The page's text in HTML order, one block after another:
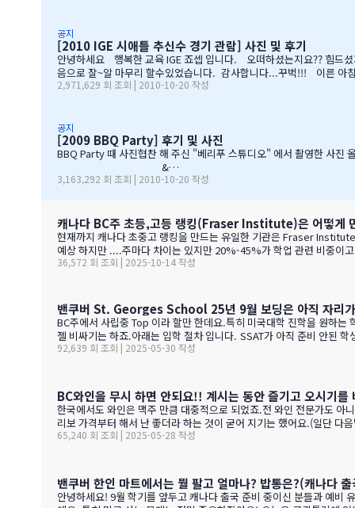
공지
[2010 IGE 시애틀 추신수 경기 관람] 사진 및 후기
안녕하세요 행복한 교육 IGE 죠셉 입니다. 오떠하셨는지요?? 힘드
음으로 잘~알 마무리 할수있었습니다. 감사합니다...꾸벅!!! 이른 아
경기도 보고~~~따뜻한 햇빛아래에서 시원한 맥주도....ㅋㅋㅋ ^^ 아
2,971,629 회 조회 | 2010-10-20 작성
공지
[2009 BBQ Party] 후기 및 사진
BBQ Party 때 사진협찬 해 주신 "베리푸 스튜디오" 에서 촬영한 사
&…
3,163,292 회 조회 | 2010-10-20 작성
캐나다 BC주 초등,고등 랭킹(Fraser Institute)은 어떻게
현재까지 캐나다 초중고 랭킹을 만드는 유일한 기관은 Fraser Institute 입니다. 캐나다내에서는 보수성향으로 분류
예상 하지만 ....주마다 차이는 있지만 20%-45%가 학업 관련 비중이고 다른 여타 지수가 나머지를 차지 합니다. BC 고등학교의 경우 (9개 지표):평균 시험 점수 (Average exam mark)졸업률 (Diploma completion rate)학
생당 이수 과목 수 (Courses taken per student)진급 지연율
36,572 회 조회 | 2025-10-14 작성
밴쿠버 St. Georges School 25년 9월 보딩은 아직 자리
BC주에서 사립중 Top 이라 할만 한데요.특히 미국대학 진학을 원하
젤 비싸기는 하죠.아래는 입학 절차 입니다. SSAT가 아직 준비 안
on-Resident Canadian Students$84,000International
92,639 회 조회 | 2025-05-30 작성
BC와인을 무시 하면 안되요!! 계시는 동안 즐기고 오시기
한국에서도 와인은 맥주 만큼 대중적으로 되었죠.전 와인 전문가도 아
리보 가격부터 해서 난 좋더라 하는 것이 굳어 지기는 했어요.(일단 다
스토어만 가야 살수 있다는 것이죠.하여간 이번에는 BC와인 장점을 한번 알
65,240 회 조회 | 2025-05-28 작성
밴쿠버 한인 마트에서는 뭘 팔고 얼마나? 밥통은?(캐나다
안녕하세요! 9월 학기를 앞두고 캐나다 출국 준비 중이신 분들과 예비